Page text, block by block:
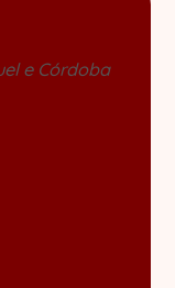
e Córdoba